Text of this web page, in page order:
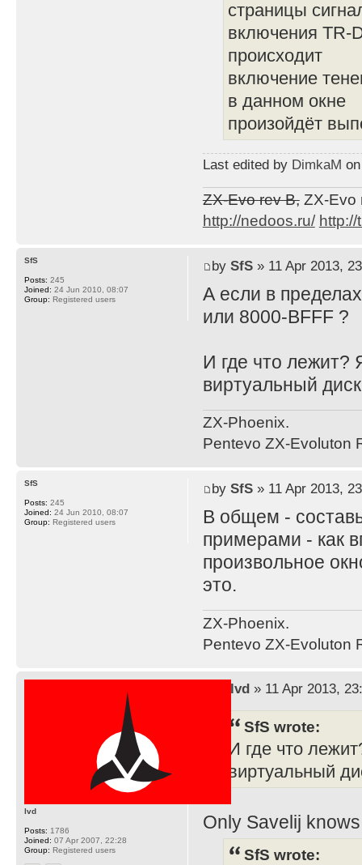
страницы
включения TR-
происходит
включение
в данном окне
произойдёт
Last edited by DimkaM
ZX-Evo rev B,ZX-Evo
http://nedoos.ru/
by SfS» 11 Apr 2013,
А если в
или 8000-BFFF ?
И где что лежит?
виртуальный
ZX-Phoenix.
Pentevo ZX-Evoluton
SfS
Posts: 245
Joined: 24 Jun 2010, 08:07
Group: Registered users
by SfS» 11 Apr 2013,
В общем -
примерами - как
произвольное
это.
ZX-Phoenix.
Pentevo ZX-Evoluton
SfS
Posts: 245
Joined: 24 Jun 2010, 08:07
Group: Registered users
lvd» 11 Apr 2013,
SfS wrote:
И где что
виртуальный
Only Savelij
SfS wrote:
lvd
Posts: 1786
Joined: 07 Apr 2007, 22:28
Group: Registered users